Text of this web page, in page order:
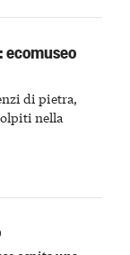
di pietra,
nella